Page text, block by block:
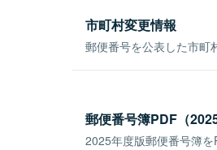
市町村変更情報
郵便番号を公表した市町
郵便番号簿PDF（
2025年度版郵便番号簿を